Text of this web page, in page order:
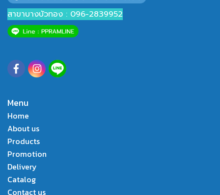
สาขาบางบัวทอง : 096-2839952
Menu
Home
About us
Products
Promotion
Delivery
Catalog
Contact us